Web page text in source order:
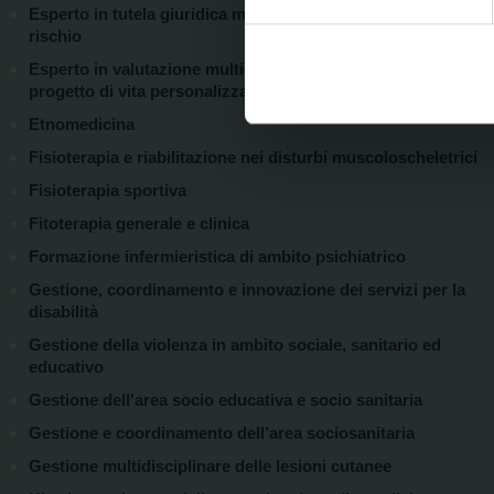
modificare o ritirare il tuo
Utilizziamo i cookie per
nostro traffico.
di analisi dei dati web,
Esperto in tutela giuridica medicina legale e gestione-del-
rischio
Esperto in valutazione multidimensionale della disabilità e
progetto di vita personalizzato (L.62/2024)
Etnomedicina
Fisioterapia e riabilitazione nei disturbi muscoloscheletrici
Fisioterapia sportiva
Fitoterapia generale e clinica
Formazione infermieristica di ambito psichiatrico
Gestione, coordinamento e innovazione dei servizi per la
disabilità
Gestione della violenza in ambito sociale, sanitario ed
educativo
Gestione dell'area socio educativa e socio sanitaria
Gestione e coordinamento dell’area sociosanitaria
Gestione multidisciplinare delle lesioni cutanee